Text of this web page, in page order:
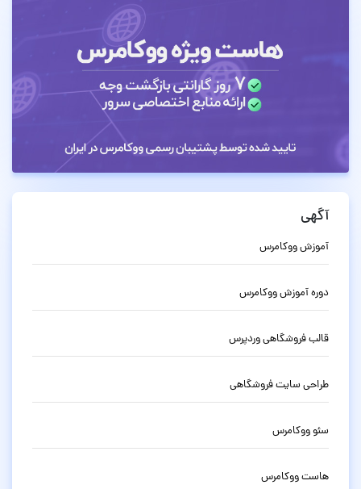
آگهی
آموزش ووکامرس
دوره آموزش ووکامرس
قالب فروشگاهی وردپرس
طراحی سایت فروشگاهی
سئو ووکامرس
هاست ووکامرس